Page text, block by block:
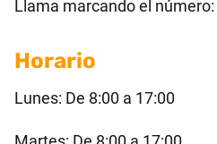
Llama marcando el número:
Horario
Lunes: De 8:00 a 17:00